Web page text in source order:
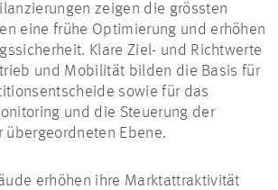
zeigen die grössten
eine frühe Optimierung und erhöhen
Klare Ziel- und Richtwerte
und Mobilität bilden die Basis für
sowie für das
und die Steuerung der
übergeordneten Ebene.
erhöhen ihre Marktattraktivität